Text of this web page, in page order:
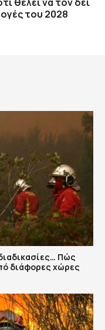
του 2028
Πώς
διάφορες χώρες